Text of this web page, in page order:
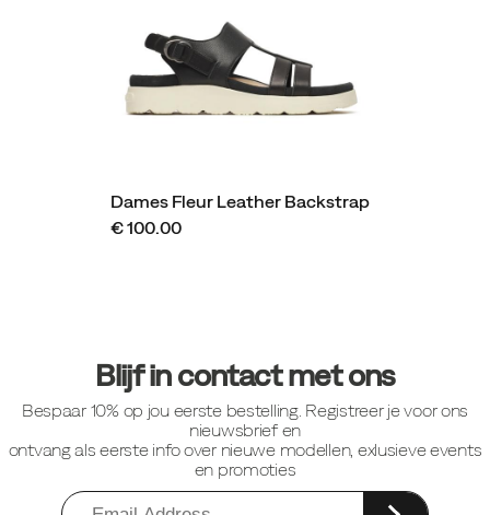
Dames Fleur Leather Backstrap
€ 100.00
Blijf in contact met ons
Bespaar 10% op jou eerste bestelling. Registreer je voor ons
nieuwsbrief en
ontvang als eerste info over nieuwe modellen, exlusieve events
en promoties